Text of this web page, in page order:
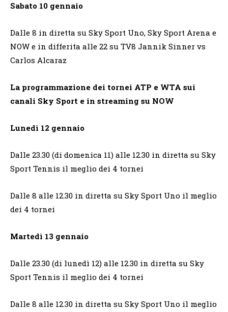
Sabato 10 gennaio
Dalle 8 in diretta su Sky Sport Uno, Sky Sport Arena e
NOW e in differita alle 22 su TV8 Jannik Sinner vs
Carlos Alcaraz
La programmazione dei tornei ATP e WTA sui
canali Sky Sport e in streaming su NOW
Lunedì 12 gennaio
Dalle 23.30 (di domenica 11) alle 12.30 in diretta su Sky
Sport Tennis il meglio dei 4 tornei
Dalle 8 alle 12.30 in diretta su Sky Sport Uno il meglio
dei 4 tornei
Martedì 13 gennaio
Dalle 23.30 (di lunedì 12) alle 12.30 in diretta su Sky
Sport Tennis il meglio dei 4 tornei
Dalle 8 alle 12.30 in diretta su Sky Sport Uno il meglio